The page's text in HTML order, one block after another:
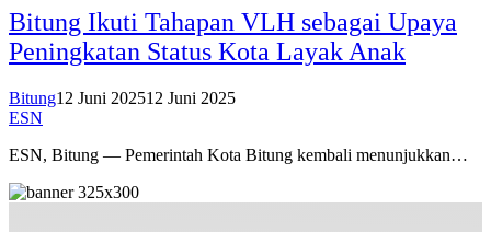
Bitung Ikuti Tahapan VLH sebagai Upaya
Peningkatan Status Kota Layak Anak
Bitung12 Juni 202512 Juni 2025
ESN
ESN, Bitung — Pemerintah Kota Bitung kembali menunjukkan…